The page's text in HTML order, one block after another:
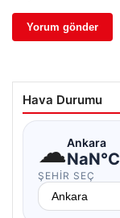
Hava Durumu
☁Ankara
NaN°C
ŞEHIR SEÇ